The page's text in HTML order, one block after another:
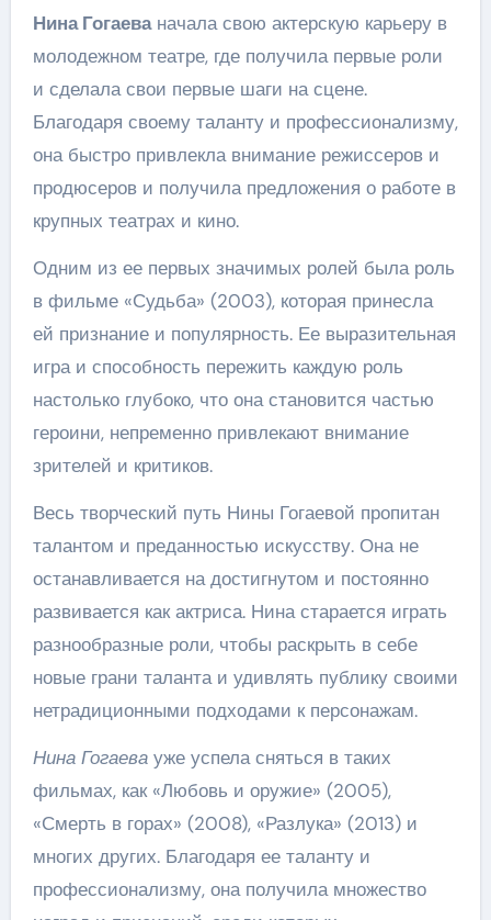
Нина Гогаеваначала свою актерскую карьеру в
молодежном театре, где получила первые роли
и сделала свои первые шаги на сцене.
Благодаря своему таланту и профессионализму,
она быстро привлекла внимание режиссеров и
продюсеров и получила предложения о работе в
крупных театрах и кино.
Одним из ее первых значимых ролей была роль
в фильме «Судьба» (2003), которая принесла
ей признание и популярность. Ее выразительная
игра и способность пережить каждую роль
настолько глубоко, что она становится частью
героини, непременно привлекают внимание
зрителей и критиков.
Весь творческий путь Нины Гогаевой пропитан
талантом и преданностью искусству. Она не
останавливается на достигнутом и постоянно
развивается как актриса. Нина старается играть
разнообразные роли, чтобы раскрыть в себе
новые грани таланта и удивлять публику своими
нетрадиционными подходами к персонажам.
Нина Гогаевауже успела сняться в таких
фильмах, как «Любовь и оружие» (2005),
«Смерть в горах» (2008), «Разлука» (2013) и
многих других. Благодаря ее таланту и
профессионализму, она получила множество